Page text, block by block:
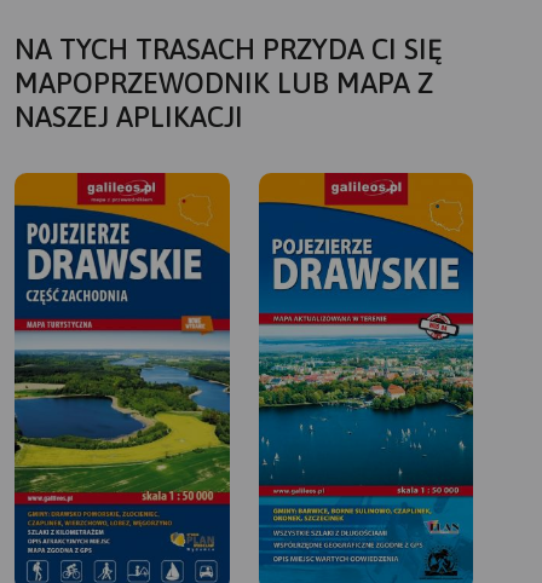
NA TYCH TRASACH PRZYDA CI SIĘ
MAPOPRZEWODNIK LUB MAPA Z
NASZEJ APLIKACJI